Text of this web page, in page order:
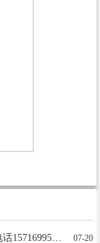
未来广场美食街招小时工，工资面议，电话15716995906 07-20